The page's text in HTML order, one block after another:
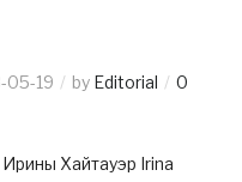
05-19 by Editorial
0
Хайтауэр Irina